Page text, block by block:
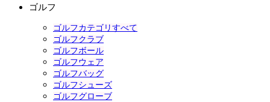
ゴルフ
ゴルフカテゴリすべて
ゴルフクラブ
ゴルフボール
ゴルフウェア
ゴルフバッグ
ゴルフシューズ
ゴルフグローブ